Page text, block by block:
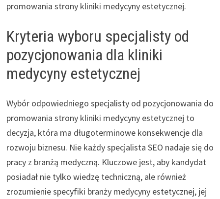
promowania strony kliniki medycyny estetycznej.
Kryteria wyboru specjalisty od
pozycjonowania dla kliniki
medycyny estetycznej
Wybór odpowiedniego specjalisty od pozycjonowania do
promowania strony kliniki medycyny estetycznej to
decyzja, która ma długoterminowe konsekwencje dla
rozwoju biznesu. Nie każdy specjalista SEO nadaje się do
pracy z branżą medyczną. Kluczowe jest, aby kandydat
posiadał nie tylko wiedzę techniczną, ale również
zrozumienie specyfiki branży medycyny estetycznej, jej